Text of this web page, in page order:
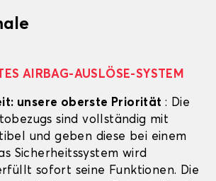
AIRBAG-AUSLÖSE-SYSTEM
unsere oberste Priorität : Die
sind vollständig mit
und geben diese bei einem
Sicherheitssystem wird
sofort seine Funktionen. Die